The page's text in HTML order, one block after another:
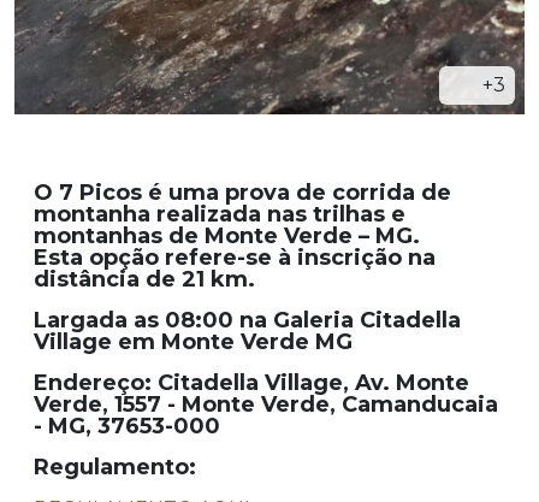
+3
O 7 Picos é uma prova de corrida de
montanha realizada nas trilhas e
montanhas de Monte Verde – MG.
Esta opção refere-se à inscrição na
distância de 21 km.
Largada as 08:00 na Galeria Citadella
Village em Monte Verde MG
Endereço: Citadella Village, Av. Monte
Verde, 1557 - Monte Verde, Camanducaia
- MG, 37653-000
Regulamento: